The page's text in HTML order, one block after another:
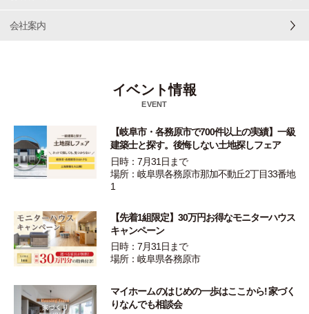
会社案内
イベント情報
EVENT
【岐阜市・各務原市で700件以上の実績】一級
建築士と探す。後悔しない土地探しフェア
日時：7月31日まで
場所：岐阜県各務原市那加不動丘2丁目33番地
1
【先着1組限定】30万円お得なモニターハウス
キャンペーン
日時：7月31日まで
場所：岐阜県各務原市
マイホームのはじめの一歩はここから! 家づく
りなんでも相談会